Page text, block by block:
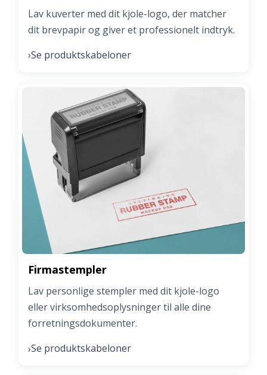
Lav kuverter med dit kjole-logo, der matcher
dit brevpapir og giver et professionelt indtryk.
›Se produktskabeloner
Firmastempler
Lav personlige stempler med dit kjole-logo
eller virksomhedsoplysninger til alle dine
forretningsdokumenter.
›Se produktskabeloner